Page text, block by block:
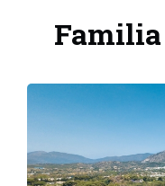
Familia